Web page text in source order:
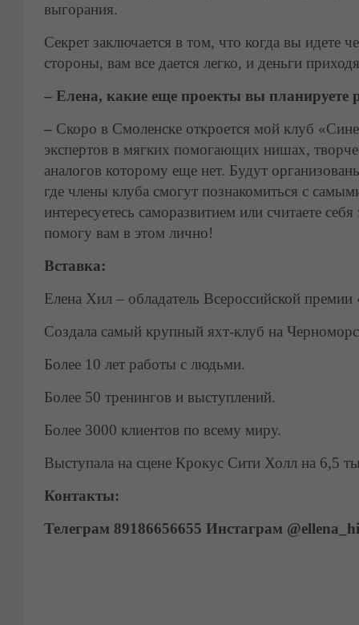
выгорания.
Секрет заключается в том, что когда вы идете
стороны, вам все дается легко, и деньги
– Елена, какие еще проекты вы планируете
– Скоро в Смоленске откроется мой клуб
экспертов в мягких помогающих нишах,
аналогов которому еще нет. Будут
где члены клуба смогут познакомиться с
интересуетесь саморазвитием или считаете
помогу вам в этом лично!
Вставка:
Елена Хил – обладатель Всероссийской премии
Создала самый крупный яхт-клуб на
Более 10 лет работы с людьми.
Более 50 тренингов и выступлений.
Более 3000 клиентов по всему миру.
Выступала на сцене Крокус Сити Холл на 6,5
Контакты:
Телеграм 89186656655 Инстаграм @ellena